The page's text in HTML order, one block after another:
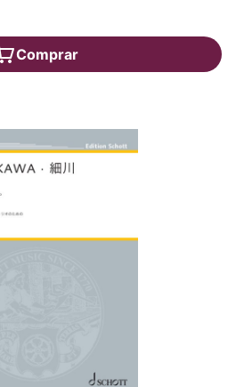
Comprar